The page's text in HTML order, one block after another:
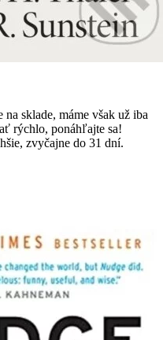
sklade, máme však už iba
rýchlo, ponáhľajte sa!
zvyčajne do 31 dní.